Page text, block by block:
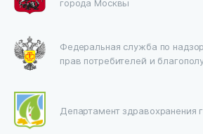
города Москвы
Федеральная служба по
прав потребителей и
Департамент здравохранения